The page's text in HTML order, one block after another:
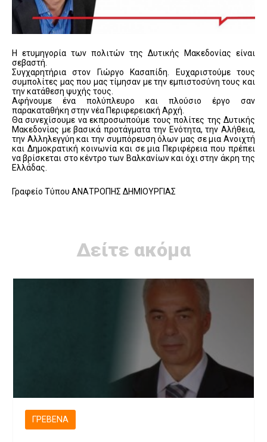
Η ετυμηγορία των πολιτών της Δυτικής Μακεδονίας είναι
σεβαστή.
Συγχαρητήρια στον Γιώργο Κασαπίδη. Ευχαριστούμε τους
συμπολίτες μας που μας τίμησαν με την εμπιστοσύνη τους και
την κατάθεση ψυχής τους.
Αφήνουμε ένα πολύπλευρο και πλούσιο έργο σαν
παρακαταθήκη στην νέα Περιφερειακή Αρχή.
Θα συνεχίσουμε να εκπροσωπούμε τους πολίτες της Δυτικής
Μακεδονίας με βασικά προτάγματα την Ενότητα, την Αλήθεια,
την Αλληλεγγύη και την συμπόρευση όλων μας σε μια Ανοιχτή
και Δημοκρατική κοινωνία και σε μια Περιφέρεια που πρέπει
να βρίσκεται στο κέντρο των Βαλκανίων και όχι στην άκρη της
Ελλάδας.
Γραφείο Τύπου ΑΝΑΤΡΟΠΗΣ ΔΗΜΙΟΥΡΓΙΑΣ
Δείτε ακόμα
ΓΡΕΒΕΝΆ